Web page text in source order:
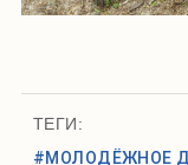
ТЕГИ:
#МОЛОДЁЖНОЕ